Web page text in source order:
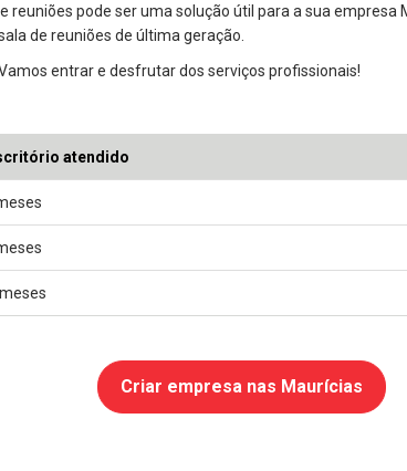
reuniões pode ser uma solução útil para a sua
de reuniões de última geração.
entrar e desfrutar dos serviços profissionais!
atendido
Criar empresa nas Maurícias